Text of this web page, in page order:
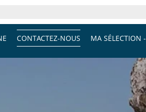
MA SÉLECTION -
CONTACTEZ-NOUS